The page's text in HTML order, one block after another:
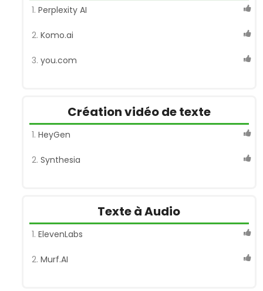
Perplexity AI
Komo.ai
you.com
Création vidéo de texte
HeyGen
Synthesia
Texte à Audio
ElevenLabs
Murf.AI